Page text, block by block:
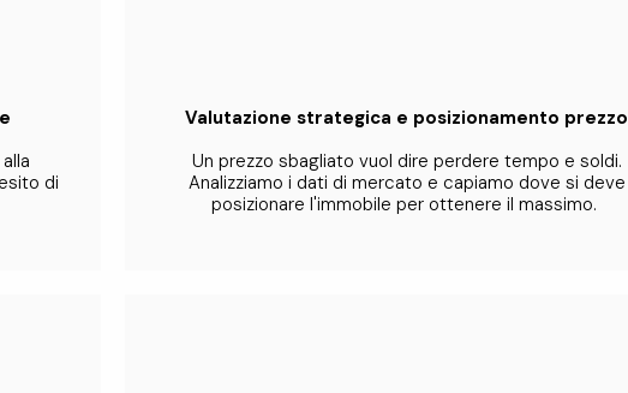
di
Valutazione strategica e posizionamento prezzo
Un prezzo sbagliato vuol dire perdere tempo e soldi.
Analizziamo i dati di mercato e capiamo dove si deve
posizionare l'immobile per ottenere il massimo.